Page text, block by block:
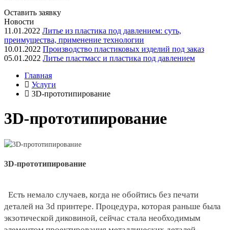
Оставить заявку
Новости
11.01.2022 Литье из пластика под давлением: суть,
преимущества, применение технологии
10.01.2022 Производство пластиковых изделий под заказ
05.01.2022 Литье пластмасс и пластика под давлением
Главная
Услуги
3D-прототипирование
3D-прототипирование
3D-прототипирование
Есть немало случаев, когда не обойтись без печати
деталей на 3d принтере. Процедура, которая раньше была
экзотической диковиной, сейчас стала необходимым